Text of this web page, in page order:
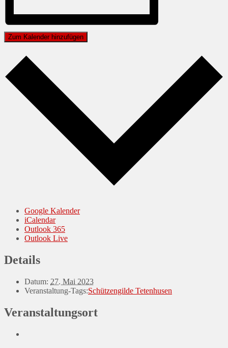
Zum Kalender hinzufügen
Google Kalender
iCalendar
Outlook 365
Outlook Live
Details
Datum: 27. Mai 2023
Veranstaltung-Tags:Schützengilde Tetenhusen
Veranstaltungsort